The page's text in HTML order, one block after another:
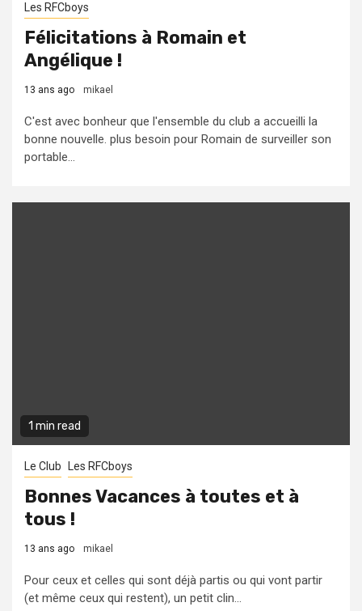
Les RFCboys
Félicitations à Romain et
Angélique !
13 ans ago mikael
C'est avec bonheur que l'ensemble du club a accueilli la
bonne nouvelle. plus besoin pour Romain de surveiller son
portable...
1 min read
Le Club Les RFCboys
Bonnes Vacances à toutes et à
tous !
13 ans ago mikael
Pour ceux et celles qui sont déjà partis ou qui vont partir
(et même ceux qui restent), un petit clin...